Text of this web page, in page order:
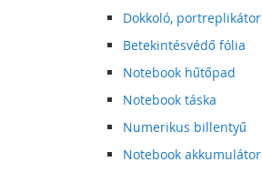
Dokkoló, portreplikátor
Betekintésvédő fólia
Notebook hűtőpad
Notebook táska
Numerikus billentyű
Notebook akkumulátor